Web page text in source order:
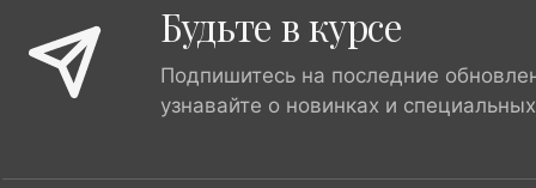
Будьте в курсе
Подпишитесь на последние
узнавайте о новинках и